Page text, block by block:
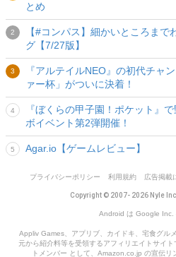
とめ
【#コンパス】細かいところま
グ【7/27版】
『アルテイルNEO』の初代チャ
ァー杯」がついに決着！
『ぼくらの甲子園！ポケット』
ボイベント第2弾開催！
Agar.io【ゲームレビュー】
プライバシーポリシー 利用規約 広告掲載
Copyright © 2007- 2026 Nyle
Android は Google Inc.
Appliv Games、アプリブ、カイドキ、宅食グル
元から紹介料等を受領するアフィリエイトサイ
トメンバー として、Amazon.co.jp の宣伝リ